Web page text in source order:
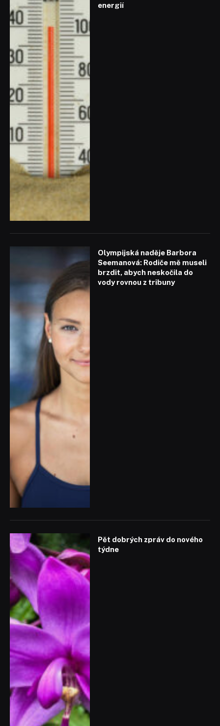
energií
Olympijská naděje Barbora
Seemanová: Rodiče mě museli
brzdit, abych neskočila do
vody rovnou z tribuny
Pět dobrých zpráv do nového
týdne